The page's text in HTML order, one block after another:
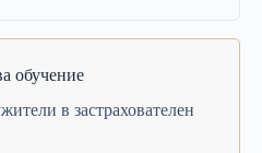
обучение
в застрахователен